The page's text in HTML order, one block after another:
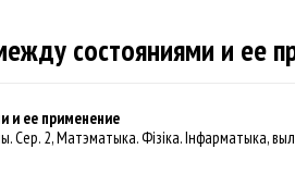
состояниями и ее
и ее применение
2, Матэматыка. Фізіка. Інфарматыка,